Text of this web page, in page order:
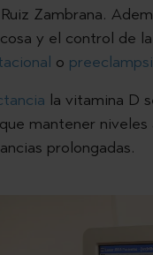
Zambrana.
y el control de
o
la vitamina D
mantener
prolongadas.